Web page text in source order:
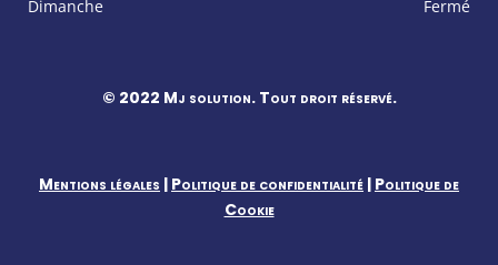
Dimanche
Fermé
© 2022 Mj solution. Tout droit réservé.
Mentions légales | Politique de confidentialité | Politique de
Cookie